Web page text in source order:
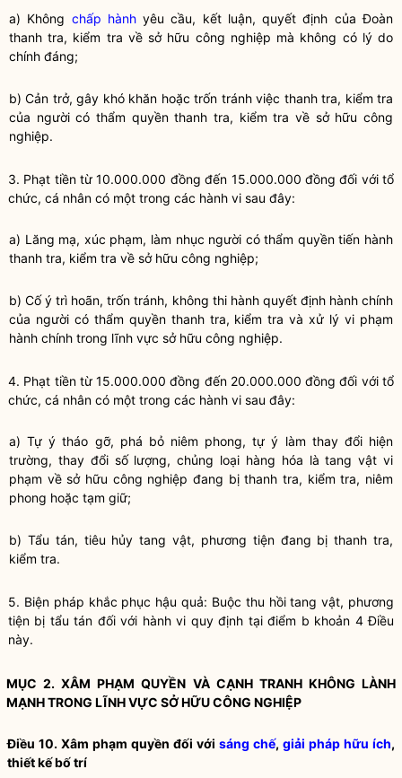
a) Không chấp hànhyêu cầu, kết luận, quyết định của Đoàn
thanh tra, kiểm tra về sở hữu công nghiệp mà không có lý do
chính đáng;
b) Cản trở, gây khó khăn hoặc trốn tránh việc thanh tra, kiểm tra
của người có thẩm quyềnthanh tra, kiểm tra về sở hữu công
nghiệp.
3. Phạt tiền từ 10.000.000 đồng đến 15.000.000 đồng đối với tổ
chức, cá nhân có một trong các hành vi sau đây:
a) Lăng mạ, xúc phạm, làm nhục người có thẩm quyềntiến hành
thanh tra, kiểm tra về sở hữu công nghiệp;
b) Cố ý trì hoãn, trốn tránh, không thi hành quyết định hành chính
của người có thẩm quyềnthanh tra, kiểm tra và xử lý vi phạm
hành chính trong lĩnh vực sở hữu công nghiệp.
4. Phạt tiền từ 15.000.000 đồng đến 20.000.000 đồng đối với tổ
chức, cá nhân có một trong các hành vi sau đây:
a) Tự ý tháo gỡ, phá bỏ niêm phong, tự ý làm thay đổi hiện
trường, thay đổi số lượng, chủng loại hàng hóa là tang vật vi
phạm về sở hữu công nghiệp đang bị thanh tra, kiểm tra, niêm
phong hoặc tạm giữ;
b) Tẩu tán, tiêu hủy tang vật, phương tiện đang bị thanh tra,
kiểm tra.
5. Biện pháp khắc phục hậu quả: Buộc thu hồi tang vật, phương
tiện bị tẩu tán đối với hành vi quy định tại điểm b khoản 4 Điều
này.
MỤC 2. XÂM PHẠM QUYỀN VÀ CẠNH TRANHKHÔNG LÀNH
MẠNH TRONG LĨNH VỰC SỞ HỮU CÔNG NGHIỆP
Điều 10. Xâm phạm quyền đối với sáng chế, giải pháp hữu ích,
thiết kế bố trí